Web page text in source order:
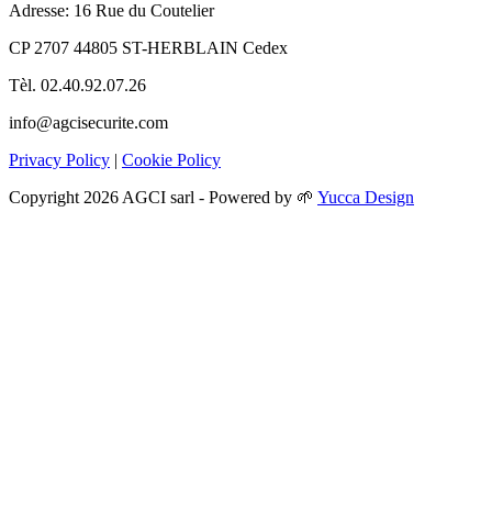
Adresse: 16 Rue du Coutelier
CP 2707 44805 ST-HERBLAIN Cedex
Tèl. 02.40.92.07.26
info@agcisecurite.com
Privacy Policy | Cookie Policy
Copyright 2026 AGCI sarl - Powered by 🌱 Yucca Design